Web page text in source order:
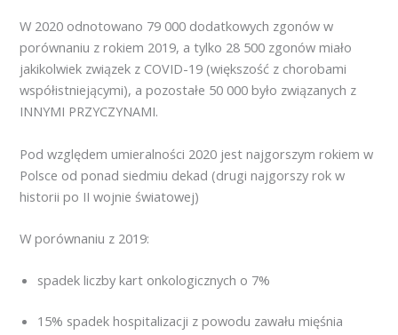
W 2020 odnotowano 79 000 dodatkowych zgonów w
porównaniu z rokiem 2019, a tylko 28 500 zgonów miało
jakikolwiek związek z COVID-19 (większość z chorobami
współistniejącymi), a pozostałe 50 000 było związanych z
INNYMI PRZYCZYNAMI.
Pod względem umieralności 2020 jest najgorszym rokiem w
Polsce od ponad siedmiu dekad (drugi najgorszy rok w
historii po II wojnie światowej)
W porównaniu z 2019:
spadek liczby kart onkologicznych o 7%
15% spadek hospitalizacji z powodu zawału mięśnia